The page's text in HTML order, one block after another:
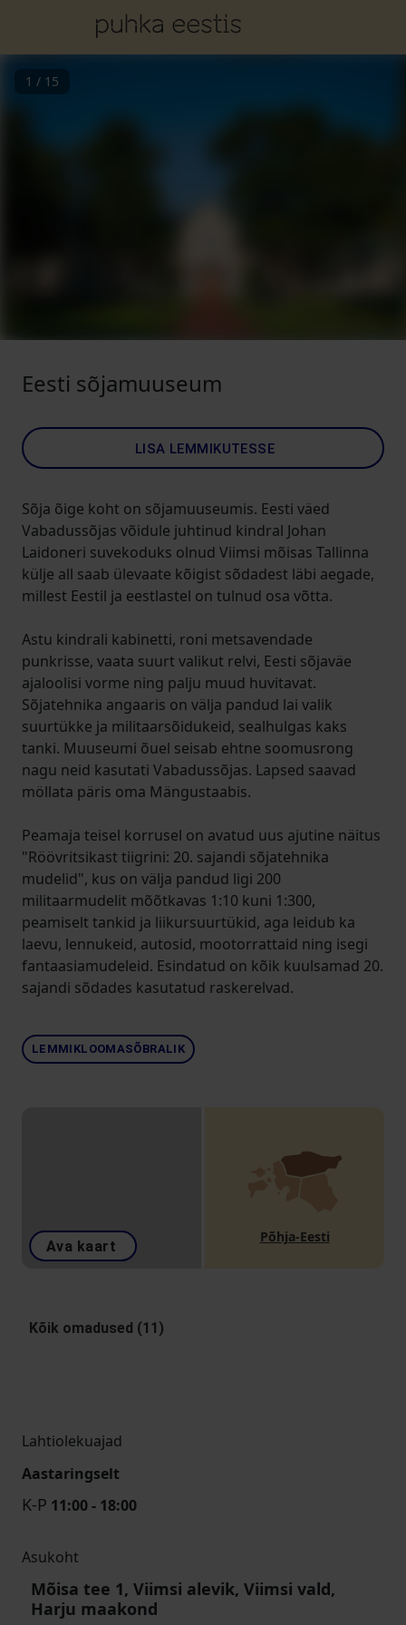
1 / 15
Eesti sõjamuuseum
LISA LEMMIKUTESSE
Sõja õige koht on sõjamuuseumis. Eesti väed
Vabadussõjas võidule juhtinud kindral Johan
Laidoneri suvekoduks olnud Viimsi mõisas Tallinna
külje all saab ülevaate kõigist sõdadest läbi aegade,
millest Eestil ja eestlastel on tulnud osa võtta.
Astu kindrali kabinetti, roni metsavendade
punkrisse, vaata suurt valikut relvi, Eesti sõjaväe
ajaloolisi vorme ning palju muud huvitavat.
Sõjatehnika angaaris on välja pandud lai valik
suurtükke ja militaarsõidukeid, sealhulgas kaks
tanki. Muuseumi õuel seisab ehtne soomusrong
nagu neid kasutati Vabadussõjas. Lapsed saavad
möllata päris oma Mängustaabis.
Peamaja teisel korrusel on avatud uus ajutine näitus
"Röövritsikast tiigrini: 20. sajandi sõjatehnika
mudelid", kus on välja pandud ligi 200
militaarmudelit mõõtkavas 1:10 kuni 1:300,
peamiselt tankid ja liikursuurtükid, aga leidub ka
laevu, lennukeid, autosid, mootorrattaid ning isegi
fantaasiamudeleid. Esindatud on kõik kuulsamad 20.
sajandi sõdades kasutatud raskerelvad.
LEMMIKLOOMASÕBRALIK
Ava kaart
Põhja-Eesti
Kõik omadused (11)
Lahtiolekuajad
Aastaringselt
K-P 11:00 - 18:00
Asukoht
Mõisa tee 1, Viimsi alevik, Viimsi vald,
Harju maakond